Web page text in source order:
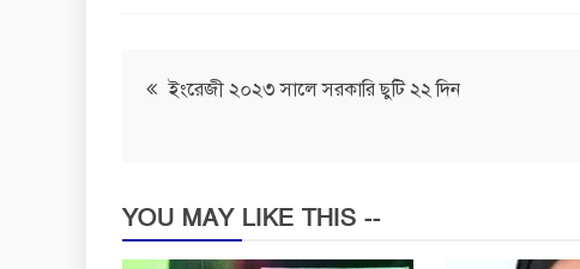
Post
ইংরেজী ২০২৩ সালে সরকারি ছুটি ২২ দিন
YOU MAY LIKE THIS --